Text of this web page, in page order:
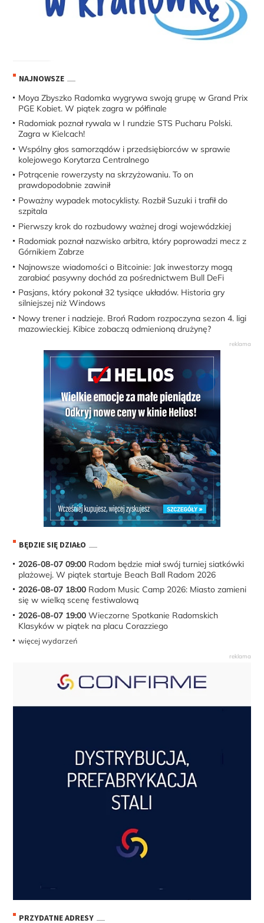
NAJNOWSZE
Moya Zbyszko Radomka wygrywa swoją grupę w Grand Prix
PGE Kobiet. W piątek zagra w półfinale
Radomiak poznał rywala w I rundzie STS Pucharu Polski.
Zagra w Kielcach!
Wspólny głos samorządów i przedsiębiorców w sprawie
kolejowego Korytarza Centralnego
Potrącenie rowerzysty na skrzyżowaniu. To on
prawdopodobnie zawinił
Poważny wypadek motocyklisty. Rozbił Suzuki i trafił do
szpitala
Pierwszy krok do rozbudowy ważnej drogi wojewódzkiej
Radomiak poznał nazwisko arbitra, który poprowadzi mecz z
Górnikiem Zabrze
Najnowsze wiadomości o Bitcoinie: Jak inwestorzy mogą
zarabiać pasywny dochód za pośrednictwem Bull DeFi
Pasjans, który pokonał 32 tysiące układów. Historia gry
silniejszej niż Windows
Nowy trener i nadzieje. Broń Radom rozpoczyna sezon 4. ligi
mazowieckiej. Kibice zobaczą odmienioną drużynę?
BĘDZIE SIĘ DZIAŁO
2026-08-07 09:00 Radom będzie miał swój turniej siatkówki
plażowej. W piątek startuje Beach Ball Radom 2026
2026-08-07 18:00 Radom Music Camp 2026: Miasto zamieni
się w wielką scenę festiwalową
2026-08-07 19:00 Wieczorne Spotkanie Radomskich
Klasyków w piątek na placu Corazziego
więcej wydarzeń
PRZYDATNE ADRESY